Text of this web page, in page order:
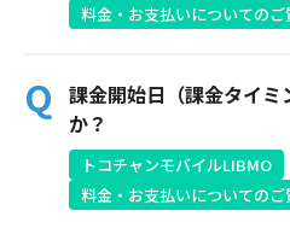
料金・お支払いについてのご
課金開始日（課金タイミ
か？
トコチャンモバイルLIBMO
料金・お支払いについてのご